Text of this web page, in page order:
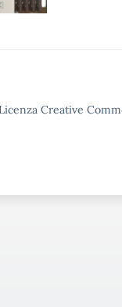
Creative